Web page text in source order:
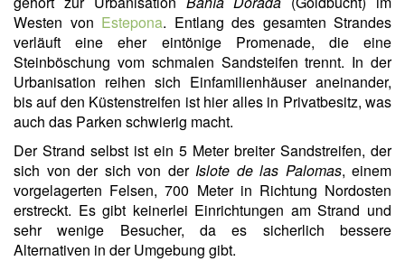
Westen von Estepona. Entlang des gesamten Strandes
verläuft eine eher eintönige Promenade, die eine
Steinböschung vom schmalen Sandsteifen trennt. In der
Urbanisation reihen sich Einfamilienhäuser aneinander,
bis auf den Küstenstreifen ist hier alles in Privatbesitz, was
auch das Parken schwierig macht.
Der Strand selbst ist ein 5 Meter breiter Sandstreifen, der
sich von der sich von der Islote de las Palomas, einem
vorgelagerten Felsen, 700 Meter in Richtung Nordosten
erstreckt. Es gibt keinerlei Einrichtungen am Strand und
sehr wenige Besucher, da es sicherlich bessere
Alternativen in der Umgebung gibt.